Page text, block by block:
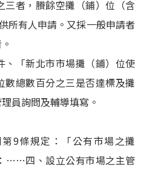
者，賸餘空攤（鋪）位（含
所有人申請。又採一般申請者
、「新北市市場攤（鋪）位使
總數百分之三是否達標及攤
員詢問及輔導填寫。
第9條規定：「公有市場之攤
……四、設立公有市場之主管